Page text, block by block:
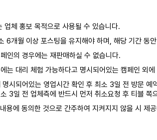
업체 홍보 목적으로 사용될 수 있습니다.
6개월 이상 포스팅을 유지해야 하며, 해당 기간 동
인의 경우에는 재판매하실 수 없습니다.
는 대리 체험 가능하다고 명시되어있는 캠페인 외
명시되어있는 영업시간 확인 후 최소 3일 전 방문 예
3일 전 업체측에 반드시 먼저 취소요청 후 티블 쪽
용에 동의한 것으로 간주하여 지켜지지 않을 시 제